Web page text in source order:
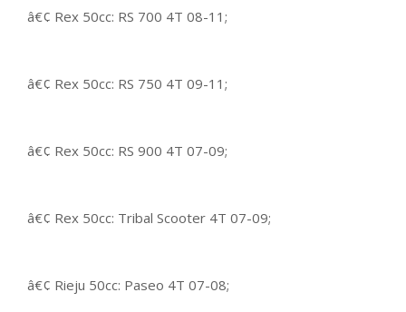
â€¢ Rex 50cc: RS 700 4T 08-11;
â€¢ Rex 50cc: RS 750 4T 09-11;
â€¢ Rex 50cc: RS 900 4T 07-09;
â€¢ Rex 50cc: Tribal Scooter 4T 07-09;
â€¢ Rieju 50cc: Paseo 4T 07-08;